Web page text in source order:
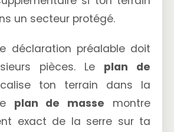
un secteur protégé.
déclaration préalable doit
pièces. Le plan de
ton terrain dans la
plan de masse montre
exact de la serre sur ta